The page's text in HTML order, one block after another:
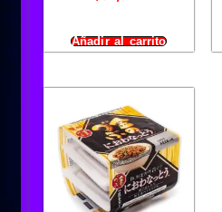
Añadir al carrito